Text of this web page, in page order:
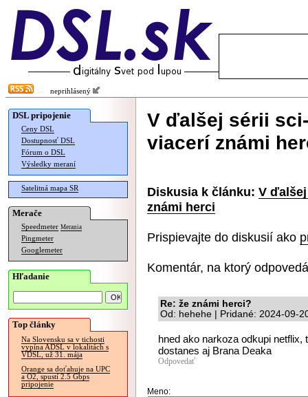
neprihlásený
DSL pripojenie
Ceny DSL
Dostupnosť DSL
Fórum o DSL
Výsledky meraní
Satelitná mapa SR
Merače
Speedmeter Merania
Pingmeter
Googlemeter
Hľadanie
Top články
Na Slovensku sa v tichosti
vypína ADSL v lokalitách s
VDSL, už 31. mája
Orange sa doťahuje na UPC
a O2, spustí 2.5 Gbps
pripojenie
V ďalšej sérii
viacerí známi
Diskusia k článku: V
známi herci
Prispievajte do diskusií ako
Komentár, na ktorý
Re: že známi herci?
Od: hehehe | Pridané: 2024-09-
hned ako narkoza odkupi netflix,
dostanes aj Brana Deaka
Odpovedať
Meno: